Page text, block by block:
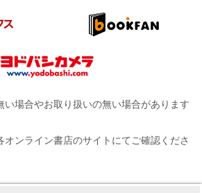
場合やお取り扱いの無い場合があります
ンライン書店のサイトにてご確認くださ